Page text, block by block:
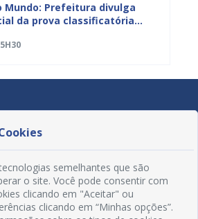
Mundo: Prefeitura divulga
da prova classificatória
semelhantes que são
o site. Você pode consentir com
clicando em "Aceitar" ou
clicando em “Minhas opções”.